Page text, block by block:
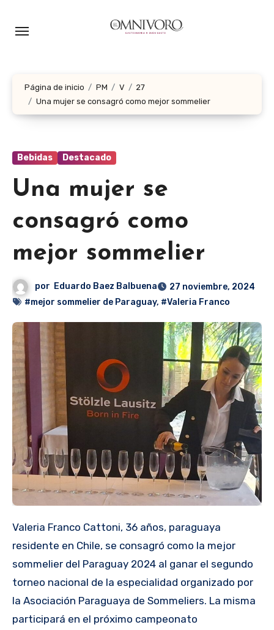
Página de inicio PM V
27
Una mujer se consagró como mejor sommelier
Bebidas Destacado
Una mujer se
consagró como
mejor sommelier
por Eduardo Baez Balbuena
27 noviembre, 2024
#mejor sommelier de Paraguay, #Valeria Franco
Valeria Franco Cattoni, 36 años, paraguaya
residente en Chile, se consagró como la mejor
sommelier del Paraguay 2024 al ganar el segundo
torneo nacional de la especialidad organizado por
la Asociación Paraguaya de Sommeliers. La misma
participará en el próximo campeonato